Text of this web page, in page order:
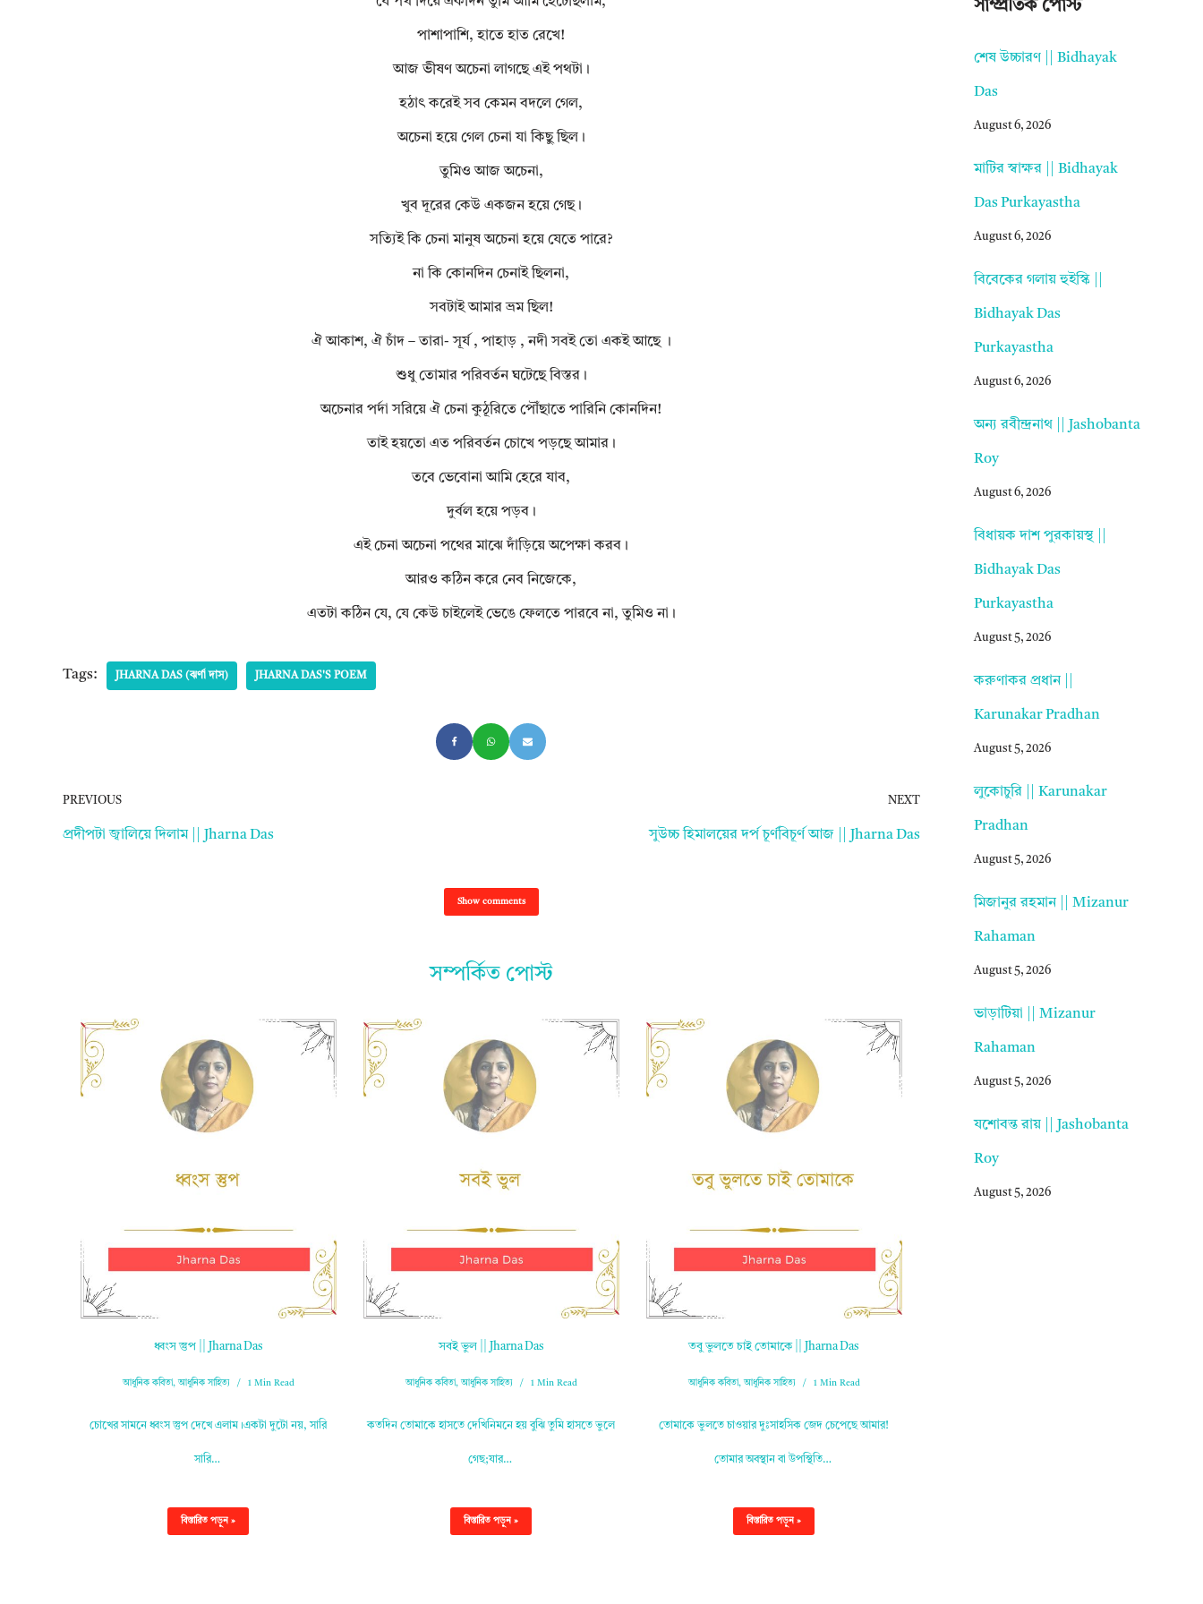
পাশাপাশি, হাতে হাত রেখে!
আজ ভীষণ অচেনা লাগছে এই পথটা।
হঠাৎ করেই সব কেমন বদলে গেল,
অচেনা হয়ে গেল চেনা যা কিছু ছিল।
তুমিও আজ অচেনা,
খুব দূরের কেউ একজন হয়ে গেছ।
সত্যিই কি চেনা মানুষ অচেনা হয়ে যেতে পারে?
না কি কোনদিন চেনাই ছিলনা,
সবটাই আমার ভ্রম ছিল!
ঐ আকাশ, ঐ চাঁদ – তারা- সূর্য , পাহাড় ‍, নদী সবই তো একই আছে ।
শুধু তোমার পরিবর্তন ঘটেছে বিস্তর।
অচেনার পর্দা সরিয়ে ঐ চেনা ‍‍কুঠূরিতে পৌঁছাতে পারিনি কোনদিন!
তাই হয়তো এত পরিবর্তন চোখে পড়ছে আমার।
তবে ভেবোনা আমি হেরে যাব,
দুর্বল হয়ে পড়ব।
এই চেনা অচেনা পথের মাঝে দাঁড়িয়ে অপেক্ষা করব।
আরও কঠিন করে নেব নিজেকে,
এতটা কঠিন যে, যে কেউ চাইলেই ভেঙে ফেলতে পারবে না, তুমিও না।
Tags: JHARNA DAS (ঝর্ণা দাস) JHARNA DAS'S POEM
PREVIOUS
প্রদীপটা জ্বালিয়ে দিলাম || Jharna Das
NEXT
সুউচ্চ হিমালয়ের দর্প চূর্ণবিচূর্ণ আজ || Jharna Das
Show comments
সম্পর্কিত পোস্ট
ধ্বংস স্তুপ || Jharna Das
আধুনিক কবিতা,আধুনিক সাহিত্য 1 Min Read
চোখের সামনে ধ্বংস স্তুপ দেখে এলাম।একটা দুটো নয়, সারি
সারি…
বিস্তারিত পড়ুন »
সবই ভুল || Jharna Das
আধুনিক কবিতা,আধুনিক সাহিত্য 1 Min Read
কতদিন তোমাকে হাসতে দেখিনিমনে হয় বুঝি তুমি হাসতে ভুলে
গেছ;যার…
বিস্তারিত পড়ুন »
তবু ভুলতে চাই তোমাকে || Jharna Das
আধুনিক কবিতা,আধুনিক সাহিত্য 1 Min Read
তোমাকে ভুলতে চাওয়ার দুঃসাহসিক জেদ চেপেছে আমার!
তোমার অবস্থান বা উপস্থিতি…
বিস্তারিত পড়ুন »
সাম্প্রতিক পোস্ট
শেষ উচ্চারণ || Bidhayak
Das
August 6, 2026
মাটির স্বাক্ষর || Bidhayak
Das Purkayastha
August 6, 2026
বিবেকের গলায় হুইস্কি ||
Bidhayak Das
Purkayastha
August 6, 2026
অন্য রবীন্দ্রনাথ || Jashobanta
Roy
August 6, 2026
বিধায়ক দাশ পুরকায়স্থ ||
Bidhayak Das
Purkayastha
August 5, 2026
করুণাকর প্রধান ||
Karunakar Pradhan
August 5, 2026
লুকোচুরি || Karunakar
Pradhan
August 5, 2026
মিজানুর রহমান || Mizanur
Rahaman
August 5, 2026
ভাড়াটিয়া || Mizanur
Rahaman
August 5, 2026
যশোবন্ত রায় || Jashobanta
Roy
August 5, 2026